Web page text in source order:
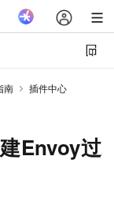
南
插件中心
Envoy过